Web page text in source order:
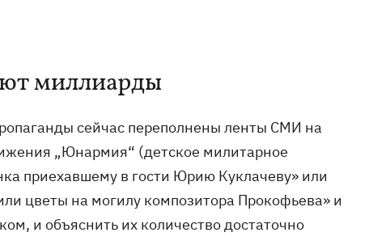
миллиарды
сейчас переполнены ленты СМИ на
„Юнармия“ (детское милитарное
приехавшему в гости Юрию Куклачеву» или
цветы на могилу композитора Прокофьева» и
и объяснить их количество достаточно